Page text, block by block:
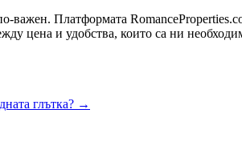
важен. Платформата
цена и удобства, които са ни
глътка? →